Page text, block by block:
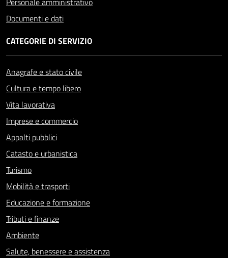
Documenti e dati
CATEGORIE DI SERVIZIO
Anagrafe e stato civile
Cultura e tempo libero
Vita lavorativa
Imprese e commercio
Appalti pubblici
Catasto e urbanistica
Turismo
Mobilità e trasporti
Educazione e formazione
Tributi e finanze
Ambiente
Salute, benessere e assistenza